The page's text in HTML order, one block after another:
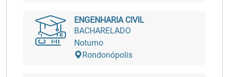
ENGENHARIA CIVIL
BACHARELADO
Noturno
Rondonópolis